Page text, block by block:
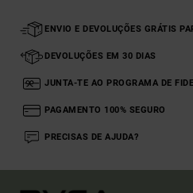
ENVIO E DEVOLUÇÕES GRÁTIS
DEVOLUÇÕES EM 30 DIAS
JUNTA-TE AO PROGRAMA DE
PAGAMENTO 100% SEGURO
PRECISAS DE AJUDA?